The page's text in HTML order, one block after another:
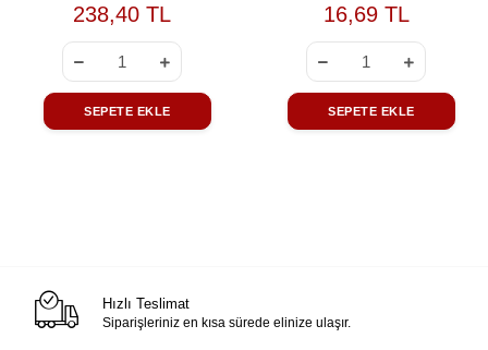
238,40 TL
SEPETE EKLE
16,69 TL
SEPETE EKLE
Hızlı Teslimat
Siparişleriniz en kısa sürede elinize ulaşır.